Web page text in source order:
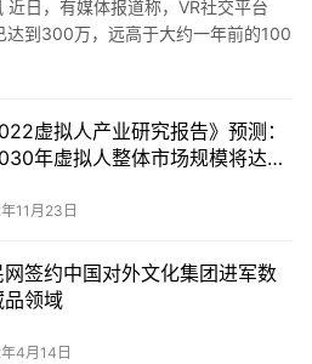
日，有媒体报道称，VR社交平台
达到300万，远高于大约一年前的100
机和智能手机等非V…
虚拟人产业研究报告》预测：
年虚拟人整体市场规模将达到
11月23日
网签约中国对外文化集团进军数
品领域
4月14日